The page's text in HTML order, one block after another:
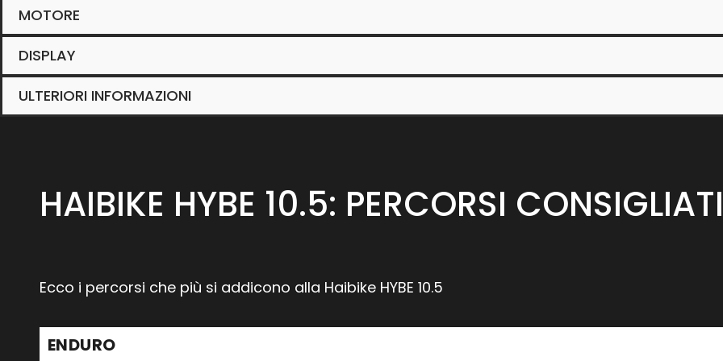
MOTORE
DISPLAY
ULTERIORI INFORMAZIONI
HAIBIKE HYBE 10.5: PERCORSI CONSIGLIATI
Ecco i percorsi che più si addicono alla Haibike HYBE 10.5
ENDURO